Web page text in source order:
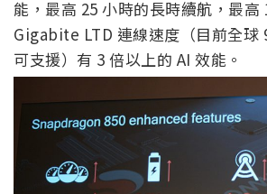
能，最高 25 小時的長時續航，最高
Gigabite LTD 連線速度（目前全球
可支援）有 3 倍以上的 AI 效能。